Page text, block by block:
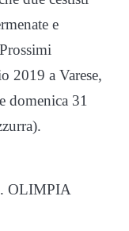
e
2019 a Varese,
domenica 31
OLIMPIA